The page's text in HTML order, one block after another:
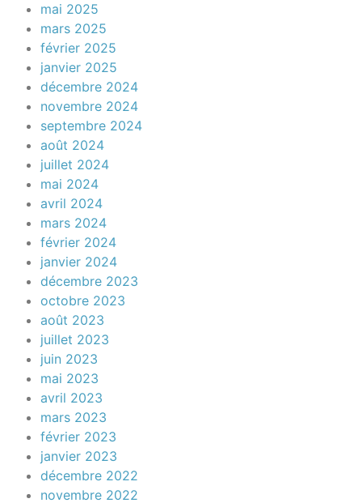
mai 2025
mars 2025
février 2025
janvier 2025
décembre 2024
novembre 2024
septembre 2024
août 2024
juillet 2024
mai 2024
avril 2024
mars 2024
février 2024
janvier 2024
décembre 2023
octobre 2023
août 2023
juillet 2023
juin 2023
mai 2023
avril 2023
mars 2023
février 2023
janvier 2023
décembre 2022
novembre 2022